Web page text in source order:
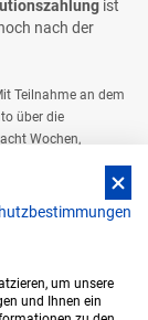
ist
nach der
Teilnahme an dem
über die
Wochen,
um unsere
und Ihnen ein